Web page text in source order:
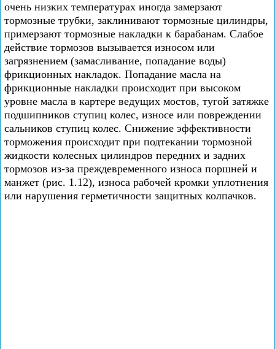
очень низких температурах иногда замерзают
тормозные трубки, заклинивают тормозные цилиндры,
примерзают тормозные накладки к барабанам. Слабое
действие тормозов вызывается износом или
загрязнением (замасливание, попадание воды)
фрикционных накладок. Попадание масла на
фрикционные накладки происходит при высоком
уровне масла в картере ведущих мостов, тугой затяжке
подшипников ступиц колес, износе или повреждении
сальников ступиц колес. Снижение эффективности
торможения происходит при подтекании тормозной
жидкости колесных цилиндров передних и задних
тормозов из-за преждевременного износа поршней и
манжет (рис. 1.12), износа рабочей кромки уплотнения
или нарушения герметичности защитных колпачков.